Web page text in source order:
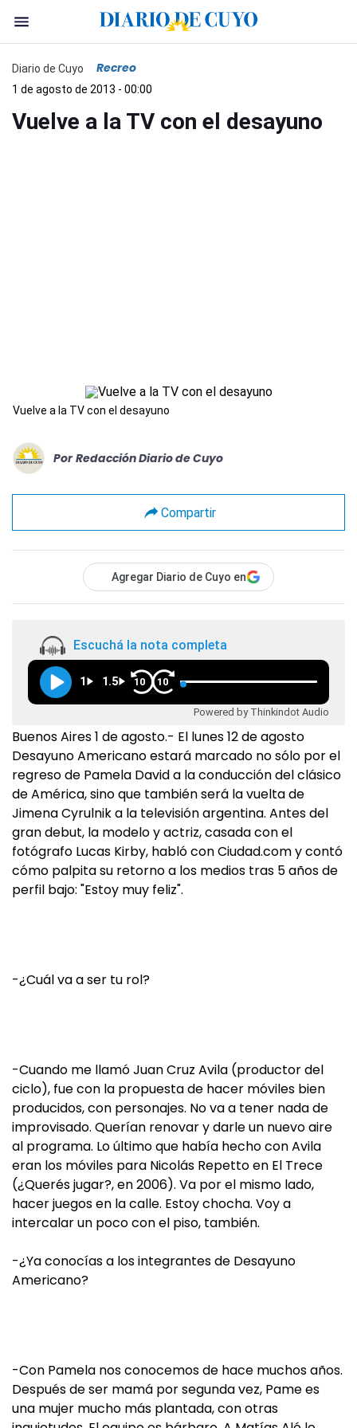
Diario de Cuyo Recreo
1 de agosto de 2013 - 00:00
Vuelve a la TV con el desayuno
Vuelve a la TV con el desayuno
Por Redacción Diario de Cuyo
Compartir
Agregar Diario de Cuyo en
Escuchá la nota completa
1 1.5 10 10
Powered by Thinkindot Audio
Buenos Aires 1 de agosto.- El lunes 12 de agosto
Desayuno Americano estará marcado no sólo por el
regreso de Pamela David a la conducción del clásico
de América, sino que también será la vuelta de
Jimena Cyrulnik a la televisión argentina. Antes del
gran debut, la modelo y actriz, casada con el
fotógrafo Lucas Kirby, habló con Ciudad.com y contó
cómo palpita su retorno a los medios tras 5 años de
perfil bajo: "Estoy muy feliz".
-¿Cuál va a ser tu rol?
-Cuando me llamó Juan Cruz Avila (productor del
ciclo), fue con la propuesta de hacer móviles bien
producidos, con personajes. No va a tener nada de
improvisado. Querían renovar y darle un nuevo aire
al programa. Lo último que había hecho con Avila
eran los móviles para Nicolás Repetto en El Trece
(¿Querés jugar?, en 2006). Va por el mismo lado,
hacer juegos en la calle. Estoy chocha. Voy a
intercalar un poco con el piso, también.
-¿Ya conocías a los integrantes de Desayuno
Americano?
-Con Pamela nos conocemos de hace muchos años.
Después de ser mamá por segunda vez, Pame es
una mujer mucho más plantada, con otras